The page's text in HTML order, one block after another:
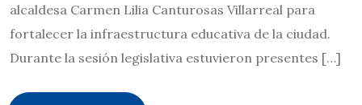
alcaldesa Carmen Lilia Canturosas Villarreal para
fortalecer la infraestructura educativa de la ciudad.
Durante la sesión legislativa estuvieron presentes […]